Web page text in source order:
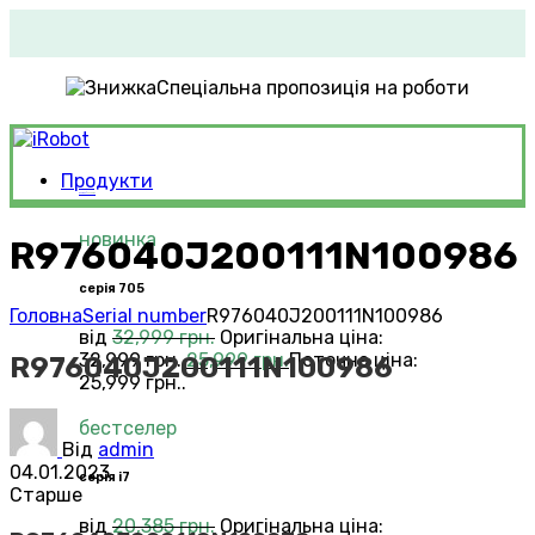
Спеціальна пропозиція на роботи
Продукти
новинка
серія 705
від 32,999грн. Оригінальна ціна:
32,999 грн..25,999грн.Поточна ціна:
25,999 грн..
бестселер
серія i7
від 20,385грн. Оригінальна ціна:
R976040J200111N100986
ГоловнаSerial numberR976040J200111N100986
R976040J200111N100986
Від admin
04.01.2023
Старше